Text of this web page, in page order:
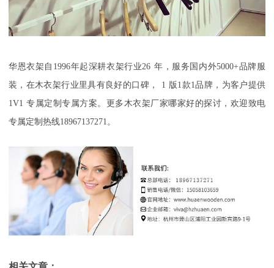
华恩衣架自 1996年起深耕衣架行业26 年，服务国内外5000+品牌服
装，在木衣架行业里具有良好的口碑，
1 版1 款1品牌，为客户提供
1V1 专属定制专属方案。更多木衣架厂家哪家好的探讨，欢迎致电
专属定制热线18967137271 。